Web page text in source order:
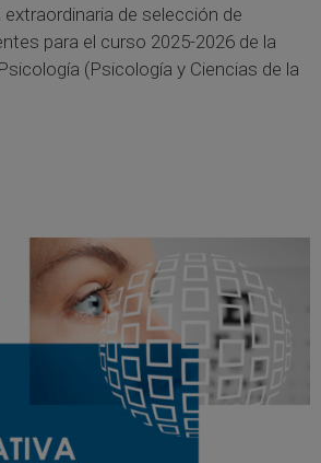
de selección de
para el curso 2025-2026 de la
(Psicología y Ciencias de la